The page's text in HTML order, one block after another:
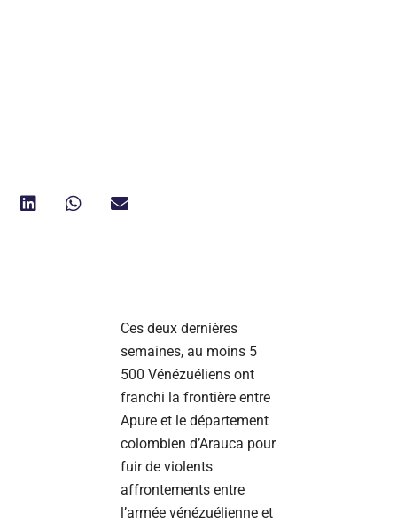
Ces deux dernières
semaines, au moins 5
500 Vénézuéliens ont
franchi la frontière entre
Apure et le département
colombien d’Arauca pour
fuir de violents
affrontements entre
l’armée vénézuélienne et